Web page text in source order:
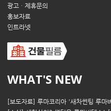
광고 · 제휴문의
홍보자료
인트라넷
WHAT'S NEW
[보도자료] 루마코리아 '새차썬팅 루마